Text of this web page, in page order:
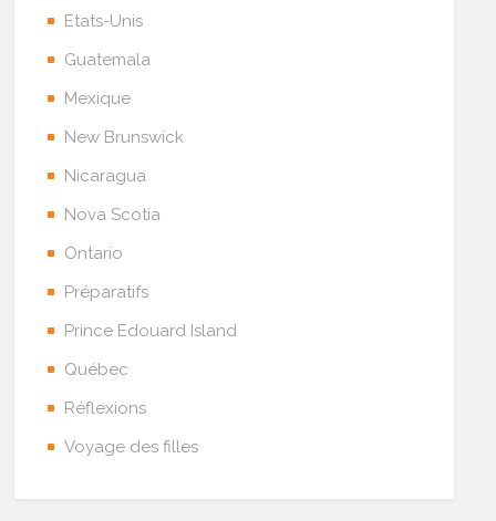
Etats-Unis
Guatemala
Mexique
New Brunswick
Nicaragua
Nova Scotia
Ontario
Préparatifs
Prince Edouard Island
Québec
Réflexions
Voyage des filles